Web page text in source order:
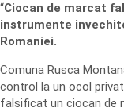
“Ciocan de marcat
instrumente
Romaniei.
Comuna Rusca
control la un ocol
falsificat un ciocan de